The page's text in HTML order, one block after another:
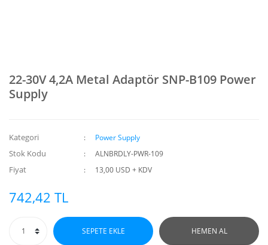
22-30V 4,2A Metal Adaptör SNP-B109 Power
Supply
Kategori Power Supply
Stok Kodu ALNBRDLY-PWR-109
Fiyat 13,00 USD + KDV
742,42 TL
SEPETE EKLE HEMEN AL